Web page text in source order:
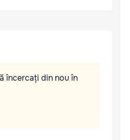
încercați din nou în